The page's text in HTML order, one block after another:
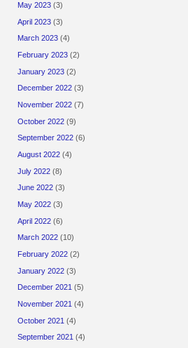
May 2023 (3)
April 2023 (3)
March 2023 (4)
February 2023 (2)
January 2023 (2)
December 2022 (3)
November 2022 (7)
October 2022 (9)
September 2022 (6)
August 2022 (4)
July 2022 (8)
June 2022 (3)
May 2022 (3)
April 2022 (6)
March 2022 (10)
February 2022 (2)
January 2022 (3)
December 2021 (5)
November 2021 (4)
October 2021 (4)
September 2021 (4)